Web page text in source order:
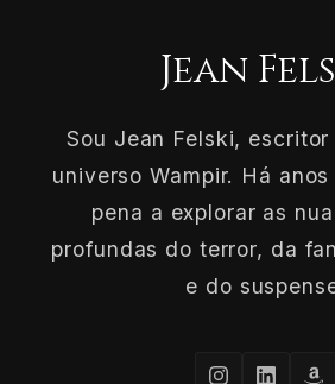
Jean
Sou Jean Felski,
universo Wampir. Há
pena a explorar as
profundas do terror, da
e do